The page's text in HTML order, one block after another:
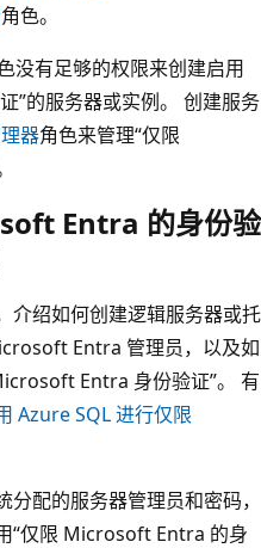
角色。
没有足够的权限来创建启用
”的服务器或实例。 创建服务
器角色来管理“仅限
Entra 的身份验
介绍如何创建逻辑服务器或托
Entra 管理员，以及如
Entra 身份验证”。 有
Azure SQL 进行仅限
配的服务器管理员和密码，
“仅限 Microsoft Entra 的身